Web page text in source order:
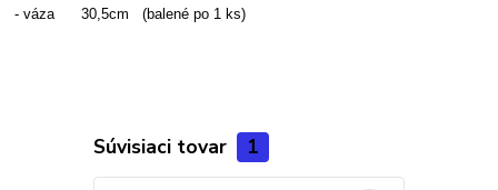
- váza 30,5cm (balené po 1 ks)
Súvisiaci tovar 1